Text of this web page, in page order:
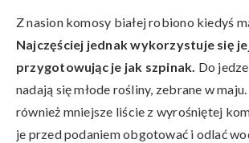
Z nasion komosy białej robiono kiedyś
Najczęściej jednak wykorzystuje się
przygotowując je jak szpinak. Do
nadają się młode rośliny, zebrane w
również mniejsze liście z wyrośniętej
je przed podaniem obgotować i odlać